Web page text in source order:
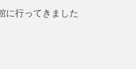
に行ってきました